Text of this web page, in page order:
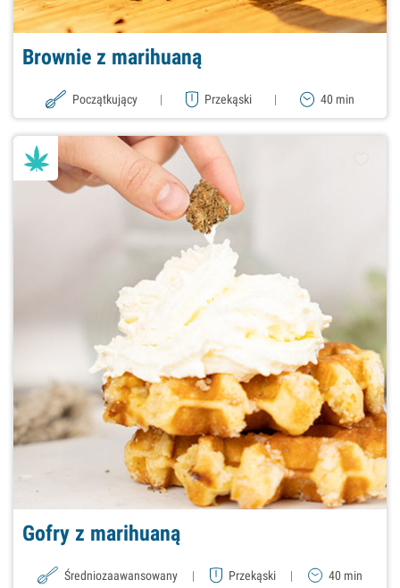
Brownie z marihuaną
Początkujący | Przekąski | 40 min
Gofry z marihuaną
Średniozaawansowany | Przekąski | 40 min